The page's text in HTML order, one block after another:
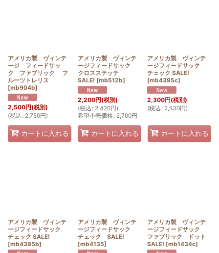
アメリカ製 ヴィンテ
ージ フィードサッ
ク ファブリック フ
ルーツトレリス
[mb904b]
2,500円(税別)
(税込 : 2,750円)
カートに入れる
アメリカ製 ヴィンテ
ージフィードサック
クロスステッチ
SALE! [mb512b]
2,200円(税別)
(税込 : 2,420円)
希望小売価格: 2,700円
カートに入れる
アメリカ製 ヴィンテ
ージフィードサック
チェック SALE!
[mb4395c]
2,300円(税別)
(税込 : 2,530円)
カートに入れる
アメリカ製 ヴィンテ
ージフィードサック
チェック SALE!
[mb4395b]
アメリカ製 ヴィンテ
ージフィードサック
チェック SALE!
[mb4135]
アメリカ製 ヴィンテ
ージフィードサック
ファブリック ドット
SALE! [mb1434c]